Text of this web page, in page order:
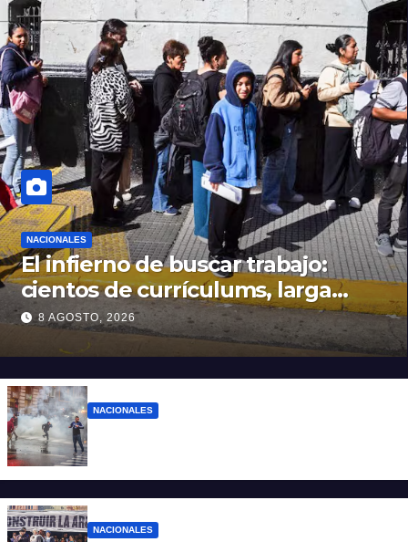
NACIONALES
El infierno de buscar trabajo:
cientos de currículums, larga
espera y menos puestos
registrados
8 AGOSTO, 2026
NACIONALES
NACIONALES